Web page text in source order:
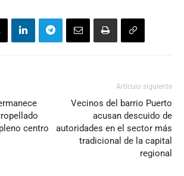
centro
Artículo siguiente
Vecinos del barrio Puerto
acusan descuido de
autoridades en el sector más
tradicional de la capital
regional